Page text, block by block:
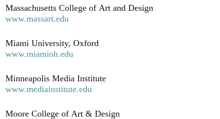
Massachusetts College of Art and Design
www.massart.edu
Miami University, Oxford
www.miamioh.edu
Minneapolis Media Institute
www.mediainstitute.edu
Moore College of Art & Design